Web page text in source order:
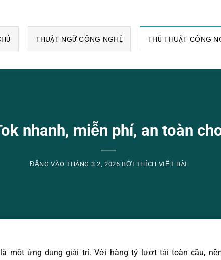
THUẬT NGỮ CÔNG NGHỆ THỦ THUẬT CÔNG
nhanh, miễn phí, an toàn
ĐĂNG VÀO THÁNG 3 2, 2026 BỞI THÍCH VIẾT BÀI
một ứng dụng giải trí. Với hàng tỷ lượt tải toàn cầu,